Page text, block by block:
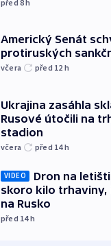
před 8h
Americký Senát
protiruských
včera před 12 h
Ukrajina zasáhla
Rusové útočili na
stadion
včera před 14h
VIDEO
Dron na
skoro kilo trhaviny,
na Rusko
před 14h